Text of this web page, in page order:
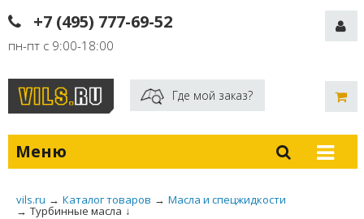
+7 (495) 777-69-52
пн-пт с 9:00-18:00
Где мой заказ?
Меню
vils.ru → Каталог товаров → Масла и спецжидкости
→ Турбинные масла ↓